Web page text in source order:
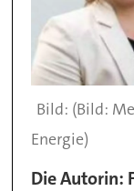
(Bild:
Energie)
Die Autorin: